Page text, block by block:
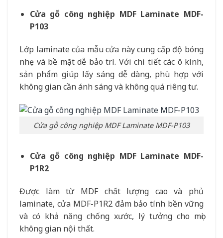
Cửa gỗ công nghiệp MDF Laminate MDF-
P103
Lớp laminate của mẫu cửa này cung cấp độ bóng
nhẹ và bề mặt dễ bảo trì. Với chi tiết các ô kính,
sản phẩm giúp lấy sáng dễ dàng, phù hợp với
không gian cần ánh sáng và không quá riêng tư.
Cửa gỗ công nghiệp MDF Laminate MDF-P103
Cửa gỗ công nghiệp MDF Laminate MDF-
P1R2
Được làm từ MDF chất lượng cao và phủ
laminate, cửa MDF-P1R2 đảm bảo tính bền vững
và có khả năng chống xước, lý tưởng cho mọi
không gian nội thất.